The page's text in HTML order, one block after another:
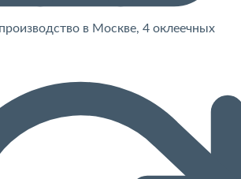
в Москве, 4 оклеечных